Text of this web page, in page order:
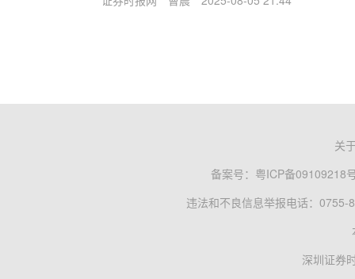
关
备案号： 粤ICP备09109218
违法和不良信息举报电话：0755-
深圳证券